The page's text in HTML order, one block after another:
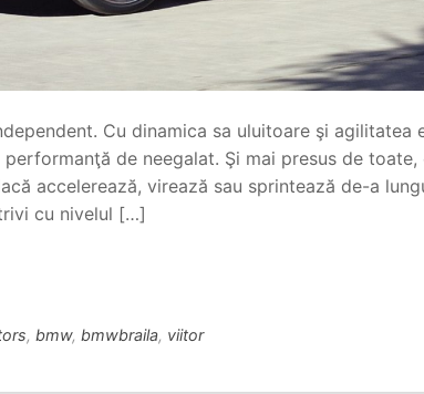
Cu dinamica sa uluitoare şi agilitatea
de neegalat. Şi mai presus de
accelerează, virează sau sprintează de-a
cu nivelul […]
, bmw, bmwbraila, viitor